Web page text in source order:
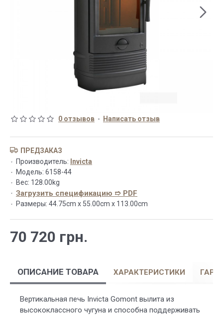
0 отзывов - Написать отзыв
70 720 грн.
ПРЕДЗАКАЗ
Производитель: Invicta
Модель: 6158-44
Вес: 128.00kg
Загрузить спецификацию ➱ PDF
Размеры: 44.75cm x 55.00cm x 113.00cm
ОПИСАНИЕ ТОВАРА ХАРАКТЕРИСТИКИ
Вертикальная печь Invicta Gomont вылита из
высококлассного чугуна и способна поддерживать